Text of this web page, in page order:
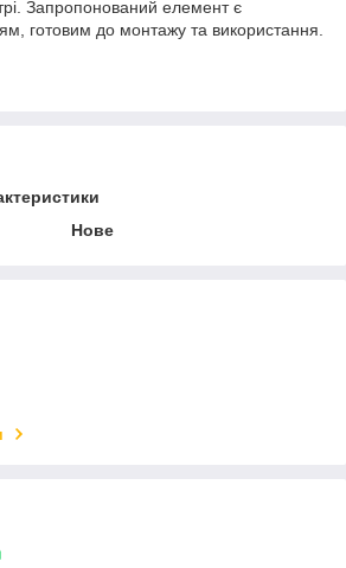
Запропонований елемент є
готовим до монтажу та використання.
Нове